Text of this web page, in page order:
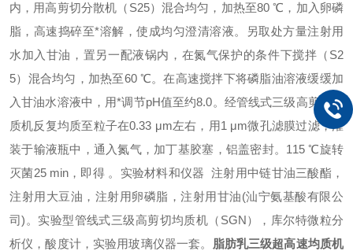
内，用高剪切分散机（S25）混合均匀，加热至80 ℃，加入卵磷
脂，高速捣碎至*溶解，使成均匀澄清溶液。另取处方量注射用
水加入甘油，置另一配液锅内，在氮气保护的条件下搅拌（S2
5）混合均匀，加热至60 ℃。在高速搅拌下将磷脂油溶液缓缓加
入甘油水溶液中，用*调节pH值至约8.0。经管线式三级高剪切均
质机反复均质至粒子在0.33 μm左右，用1 μm微孔滤膜过滤，灌
装于输液瓶中，通入氮气，加丁基胶塞，铝盖密封。115 ℃旋转
灭菌25 min，即得 。 实验材料和仪器 注射用中链甘油三酸酯，
注射用大豆油，注射用卵磷脂，注射用甘油(汕宁氨基酸有限公
司)。实验型管线式三级高剪切均质机（ SGN），库尔特微粒分
析仪，酸度计，实验用玻璃仪器一套。 脂肪乳三级超高速均质机